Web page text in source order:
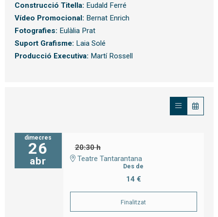
Construcció Titella: Eudald Ferré
Vídeo Promocional: Bernat Enrich
Fotografies: Eulàlia Prat
Suport Grafisme: Laia Solé
Producció Executiva: Martí Rossell
dimecres
26
abr
20:30 h
Teatre Tantarantana
Des de
14 €
Finalitzat